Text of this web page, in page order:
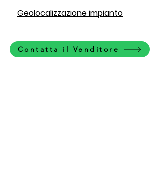
Geolocalizzazione impianto
Contatta il Venditore